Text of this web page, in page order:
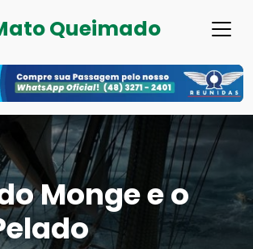
Queimado
Monge e o